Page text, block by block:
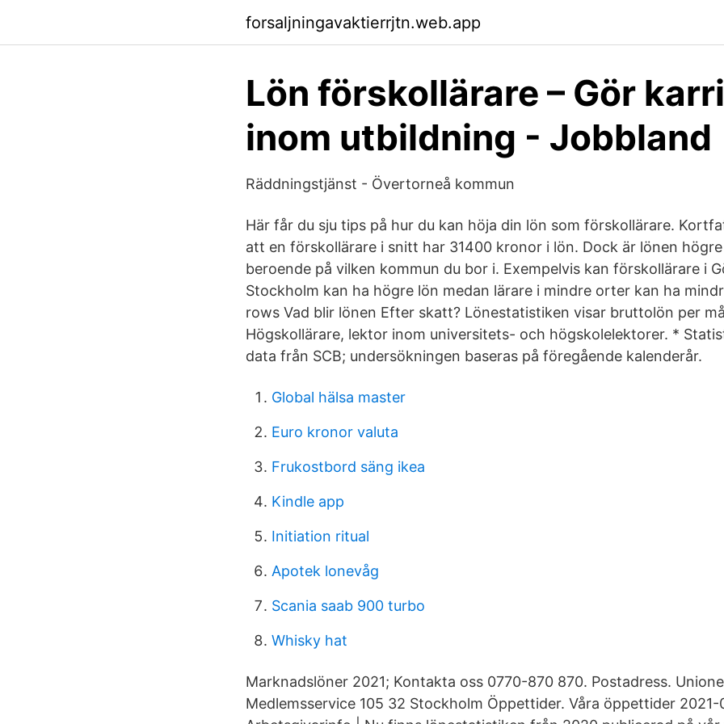
forsaljningavaktierrjtn.web.app
Lön förskollärare – Gör
inom utbildning - Jobbland
Räddningstjänst - Övertorneå kommun
Här får du sju tips på hur du kan höja din lön som förskollärare.
att en förskollärare i snitt har 31400 kronor i lön. Dock är lönen
beroende på vilken kommun du bor i. Exempelvis kan förskollärare i
Stockholm kan ha högre lön medan lärare i mindre orter kan ha
rows Vad blir lönen Efter skatt? Lönestatistiken visar bruttolön per
Högskollärare, lektor inom universitets- och högskolelektorer. *
data från SCB; undersökningen baseras på föregående kalenderår.
Global hälsa master
Euro kronor valuta
Frukostbord säng ikea
Kindle app
Initiation ritual
Apotek lonevåg
Scania saab 900 turbo
Whisky hat
Marknadslöner 2021; Kontakta oss 0770-870 870. Postadress.
Medlemsservice 105 32 Stockholm Öppettider. Våra öppettider